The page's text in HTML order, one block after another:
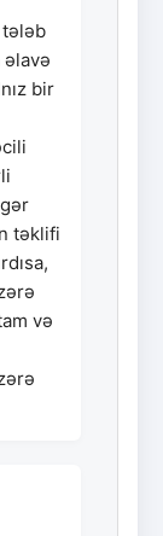
əlavə
bir
təklifi
və